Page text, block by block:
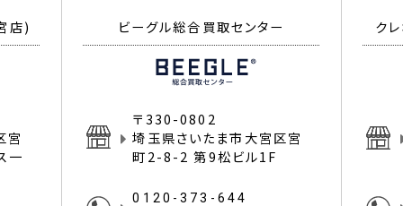
店)
宮
一
ビーグル総合買取センター
〒330-0802
埼玉県さいたま市大宮区宮
町2-8-2 第9松ビル1F
0120-373-644
ク